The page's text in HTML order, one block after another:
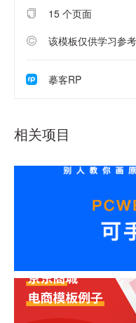
15 个页面
该模板仅供学习参
摹客RP
相关项目